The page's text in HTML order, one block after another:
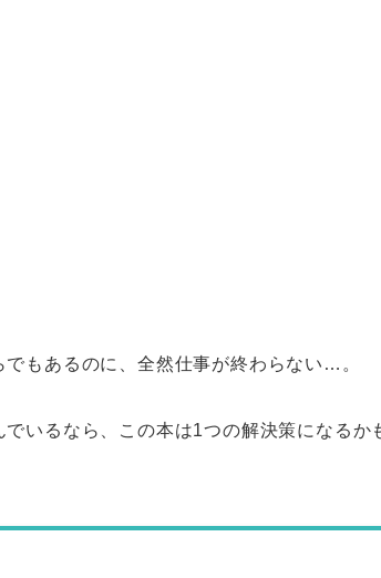
でもあるのに、全然仕事が終わらない…。
いるなら、この本は1つの解決策になるか